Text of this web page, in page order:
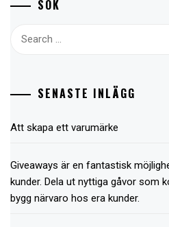
SÖK
Search
SENASTE INLÄGG
Att skapa ett varumärke
Giveaways är en fantastisk
kunder. Dela ut nyttiga gåvor som
bygg närvaro hos era kunder.